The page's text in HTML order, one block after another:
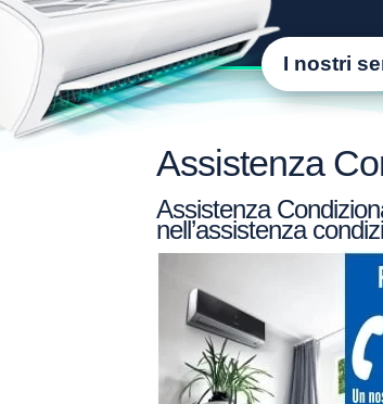
I nostri
Assistenza
Assistenza
nell’assistenza